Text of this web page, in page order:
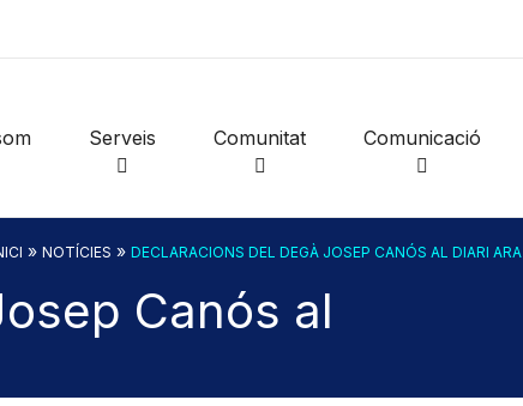
Serveis Comunitat Comunicació
» NOTÍCIES » DECLARACIONS DEL DEGÀ JOSEP CANÓS AL DIARI ARA
Canós al